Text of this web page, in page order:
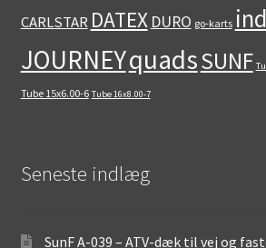
CARLSTAR DATEX DURO go-karts
JOURNEYquadsSUNF
Tube 15x6.00-6 Tube 16x8.00-7
Seneste indlæg
SunF A-039 – ATV-dæk til vej og